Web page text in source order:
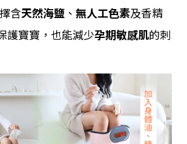
含天然海鹽 、 無人工色素及香精
護寶寶，也能減少孕期敏感肌的刺